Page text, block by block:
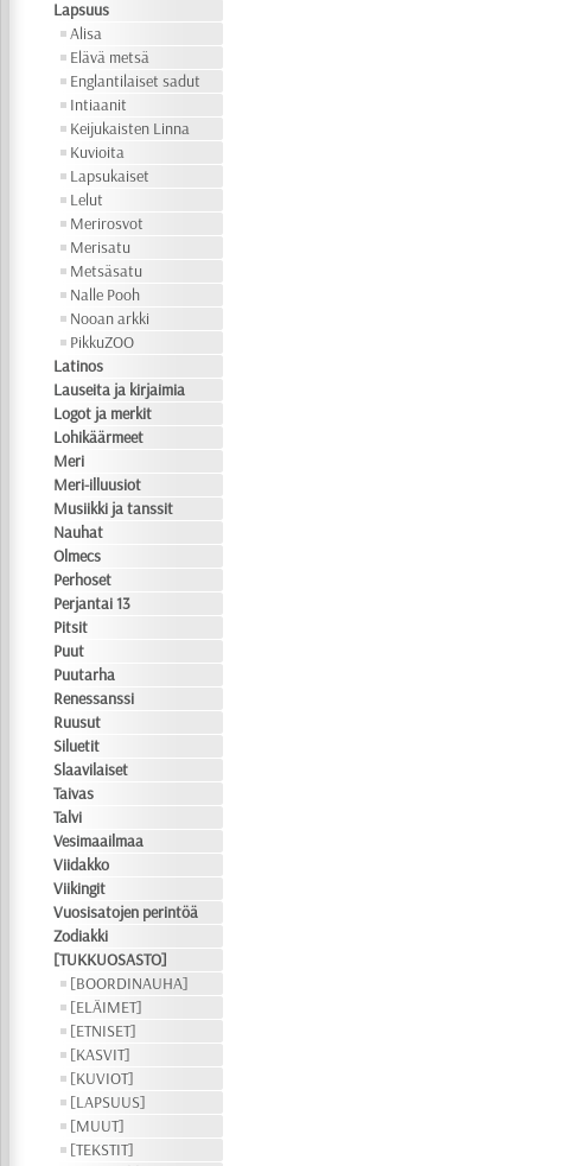
Lapsuus
Alisa
Elävä metsä
Englantilaiset sadut
Intiaanit
Keijukaisten Linna
Kuvioita
Lapsukaiset
Lelut
Merirosvot
Merisatu
Metsäsatu
Nalle Pooh
Nooan arkki
PikkuZOO
Latinos
Lauseita ja kirjaimia
Logot ja merkit
Lohikäärmeet
Meri
Meri-illuusiot
Musiikki ja tanssit
Nauhat
Olmecs
Perhoset
Perjantai 13
Pitsit
Puut
Puutarha
Renessanssi
Ruusut
Siluetit
Slaavilaiset
Taivas
Talvi
Vesimaailmaa
Viidakko
Viikingit
Vuosisatojen perintöä
Zodiakki
[TUKKUOSASTO]
[BOORDINAUHA]
[ELÄIMET]
[ETNISET]
[KASVIT]
[KUVIOT]
[LAPSUUS]
[MUUT]
[TEKSTIT]